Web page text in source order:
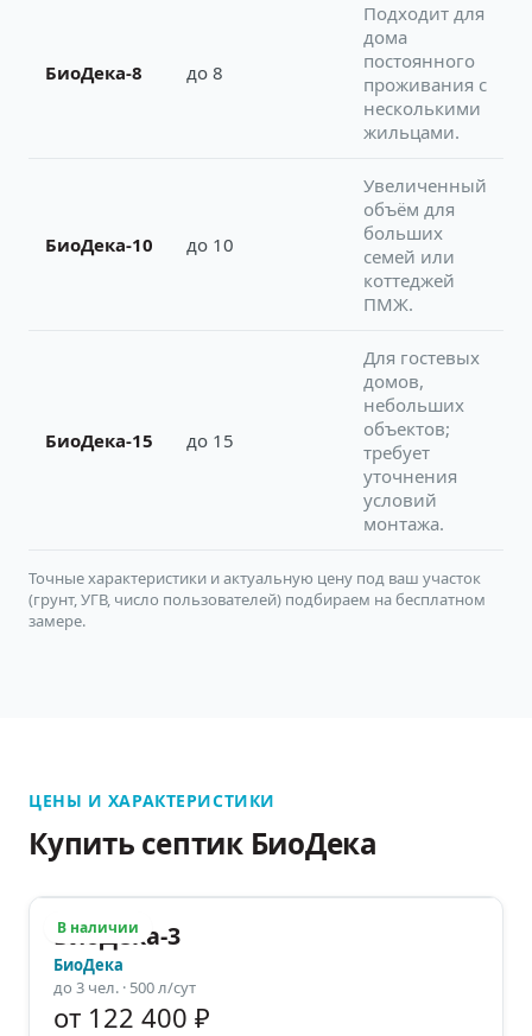
БиоДека-8 до 8
Подходит для
дома
постоянного
проживания с
несколькими
жильцами.
БиоДека-10 до 10
Увеличенный
объём для
больших
семей или
коттеджей
ПМЖ.
БиоДека-15 до 15
Для гостевых
домов,
небольших
объектов;
требует
уточнения
условий
монтажа.
Точные характеристики и актуальную цену под ваш участок
(грунт, УГВ, число пользователей) подбираем на бесплатном
замере.
ЦЕНЫ И ХАРАКТЕРИСТИКИ
Купить септик БиоДека
В наличии
БиоДека-3
БиоДека
до 3 чел. · 500 л/сут
от 122 400 ₽